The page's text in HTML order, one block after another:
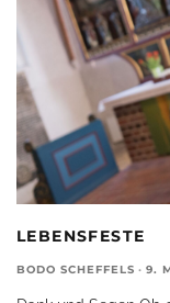
LEBENSFESTE
BODO SCHEFFELS · 9.